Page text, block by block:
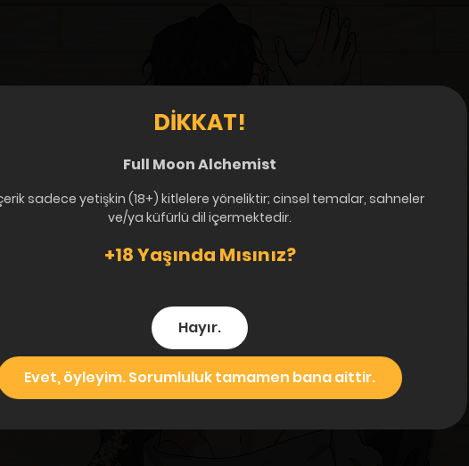
DIKKAT!
Full Moon Alchemist
sadece yetişkin (18+) kitlelere yöneliktir; cinsel temalar, sahneler
ve/ya küfürlü dil içermektedir.
+18 Yaşında Mısınız?
Hayır.
Evet, öyleyim. Sorumluluk tamamen bana aittir.